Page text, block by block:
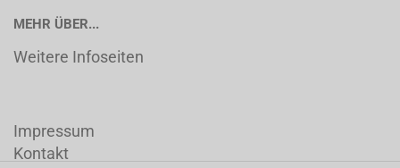
MEHR ÜBER...
Weitere Infoseiten
Impressum
Kontakt